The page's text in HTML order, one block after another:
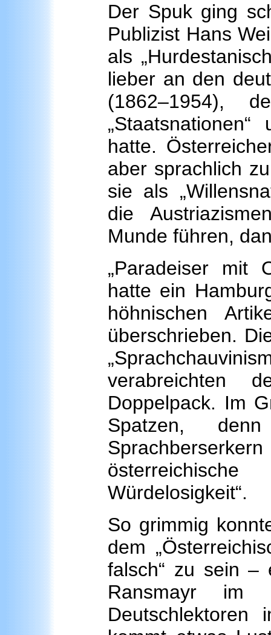
Der Spuk ging
Publizist Hans
als
lieber an den
(1862–1954),
„Staatsnationen“
hatte.
aber sprachlich
sie als
die
Munde führen,
„Paradeiser mit
hatte ein
höhnischen
überschrieben.
verabreichten
Doppelpack. Im
Spatzen,
Würdelosigkeit“.
So grimmig
dem
falsch“ zu sein –
Ransmayr im